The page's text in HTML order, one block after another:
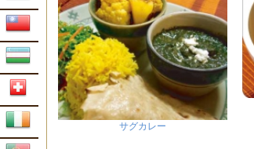
サグカレー